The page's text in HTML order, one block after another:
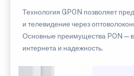
Технология GPON позволяет
и телевидение через
Основные преимущества PON —
интернета и надежность.